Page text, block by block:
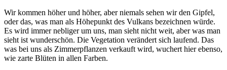
Wir kommen höher und höher, aber niemals sehen wir den Gipfel,
oder das, was man als Höhepunkt des Vulkans bezeichnen würde.
Es wird immer nebliger um uns, man sieht nicht weit, aber was man
sieht ist wunderschön. Die Vegetation verändert sich laufend. Das
was bei uns als Zimmerpflanzen verkauft wird, wuchert hier ebenso,
wie zarte Blüten in allen Farben.